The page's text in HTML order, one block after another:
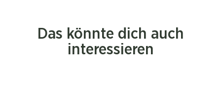
Das könnte dich auch
interessieren